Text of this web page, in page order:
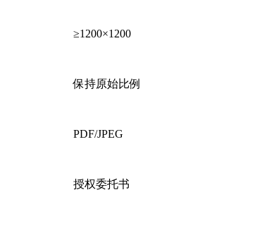
≥1200×1200
保持原始比例
PDF/JPEG
授权委托书